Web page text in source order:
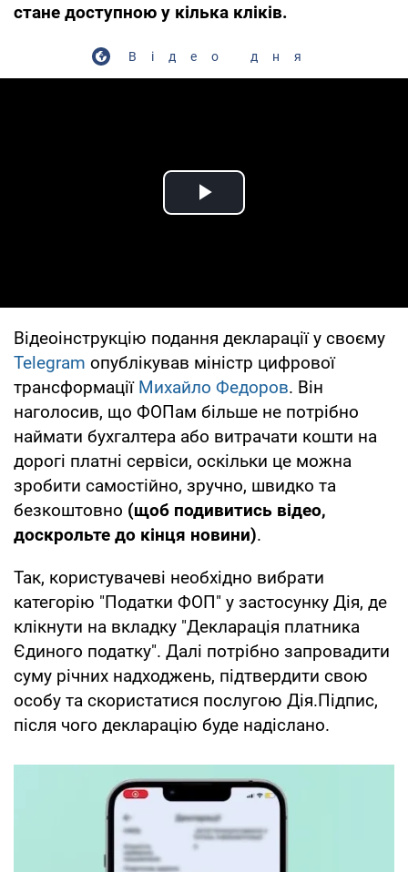
стане доступною у кілька кліків.
Відео дня
Play Video
Відеоінструкцію подання декларації у своєму
Telegram опублікував міністр цифрової
трансформації Михайло Федоров. Він
наголосив, що ФОПам більше не потрібно
наймати бухгалтера або витрачати кошти на
дорогі платні сервіси, оскільки це можна
зробити самостійно, зручно, швидко та
безкоштовно (щоб подивитись відео,
доскрольте до кінця новини).
Так, користувачеві необхідно вибрати
категорію "Податки ФОП" у застосунку Дія, де
клікнути на вкладку "Декларація платника
Єдиного податку". Далі потрібно запровадити
суму річних надходжень, підтвердити свою
особу та скористатися послугою Дія.Підпис,
після чого декларацію буде надіслано.